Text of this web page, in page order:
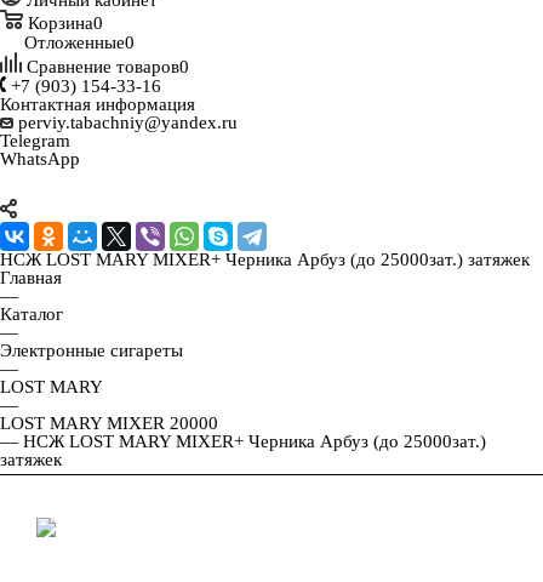
Корзина0
Отложенные0
Сравнение товаров0
+7 (903) 154-33-16
Контактная информация
perviy.tabachniy@yandex.ru
Telegram
WhatsApp
НСЖ LOST MARY MIXER+ Черника Арбуз (до 25000зат.) затяжек
Главная
—
Каталог
—
Электронные сигареты
—
LOST MARY
—
LOST MARY MIXER 20000
— НСЖ LOST MARY MIXER+ Черника Арбуз (до 25000зат.)
затяжек